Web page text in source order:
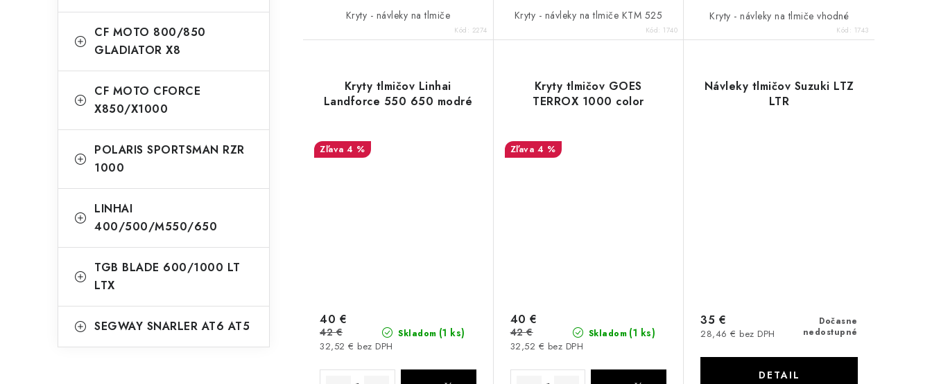
CF MOTO 800/850
GLADIATOR X8
CF MOTO CFORCE
X850/X1000
POLARIS SPORTSMAN RZR
1000
LINHAI
400/500/M550/650
TGB BLADE 600/1000 LT
LTX
SEGWAY SNARLER AT6 AT5
Kryty - návleky na tlmiče
Kód: 2274
Kryty - návleky na tlmiče KTM 525
Kód: 1740
Kryty - návleky na tlmiče vhodné
Kód: 1743
Kryty tlmičov Linhai
Landforce 550 650 modré
4 %
Skladom (1 ks)
32,52 € bez DPH
40 €
42 €
Kryty tlmičov GOES
TERROX 1000 color
4 %
Skladom (1 ks)
32,52 € bez DPH
40 €
42 €
Návleky tlmičov Suzuki LTZ
LTR
Dočasne
nedostupné
28,46 € bez DPH
35 €
DETAIL